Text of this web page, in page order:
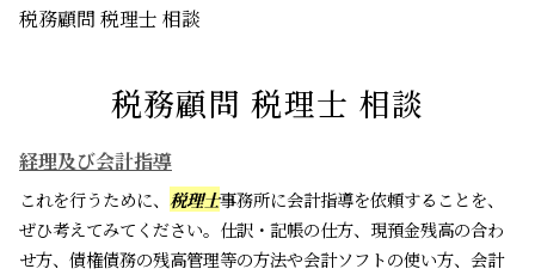
税務顧問 税理士 相談
税務顧問 税理士 相談
経理及び会計指導
これを行うために、 税理士事務所に会計指導を依頼することを、
ぜひ考えてみてください。仕訳・記帳の仕方、現預金残高の合わ
せ方、債権債務の残高管理等の方法や会計ソフトの使い方、会計